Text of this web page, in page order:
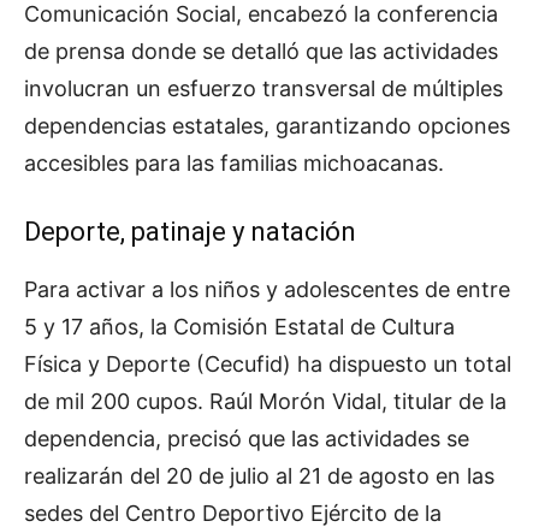
Comunicación Social, encabezó la conferencia
de prensa donde se detalló que las actividades
involucran un esfuerzo transversal de múltiples
dependencias estatales, garantizando opciones
accesibles para las familias michoacanas.
Deporte, patinaje y natación
Para activar a los niños y adolescentes de entre
5 y 17 años, la Comisión Estatal de Cultura
Física y Deporte (Cecufid) ha dispuesto un total
de mil 200 cupos. Raúl Morón Vidal, titular de la
dependencia, precisó que las actividades se
realizarán del 20 de julio al 21 de agosto en las
sedes del Centro Deportivo Ejército de la